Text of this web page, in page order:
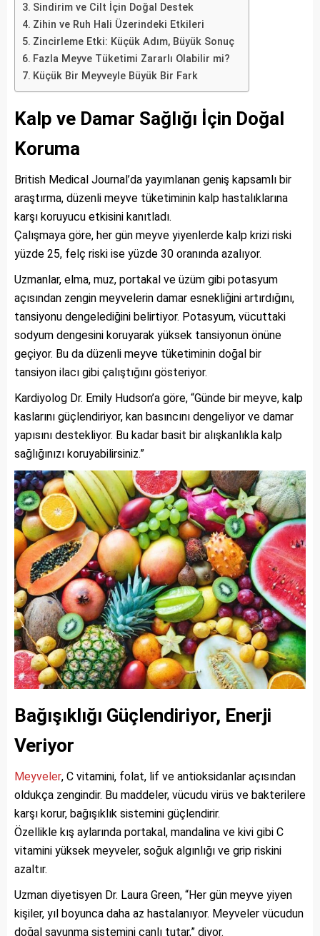
Sindirim ve Cilt İçin Doğal Destek
Zihin ve Ruh Hali Üzerindeki Etkileri
Zincirleme Etki: Küçük Adım, Büyük Sonuç
Fazla Meyve Tüketimi Zararlı Olabilir mi?
Küçük Bir Meyveyle Büyük Bir Fark
Kalp ve Damar Sağlığı İçin Doğal
Koruma
British Medical Journal’da yayımlanan geniş kapsamlı bir
araştırma, düzenli meyve tüketiminin kalp hastalıklarına
karşı koruyucu etkisini kanıtladı.
Çalışmaya göre, her gün meyve yiyenlerde kalp krizi riski
yüzde 25, felç riski ise yüzde 30 oranında azalıyor.
Uzmanlar, elma, muz, portakal ve üzüm gibi potasyum
açısından zengin meyvelerin damar esnekliğini artırdığını,
tansiyonu dengelediğini belirtiyor. Potasyum, vücuttaki
sodyum dengesini koruyarak yüksek tansiyonun önüne
geçiyor. Bu da düzenli meyve tüketiminin doğal bir
tansiyon ilacı gibi çalıştığını gösteriyor.
Kardiyolog Dr. Emily Hudson’a göre, “Günde bir meyve, kalp
kaslarını güçlendiriyor, kan basıncını dengeliyor ve damar
yapısını destekliyor. Bu kadar basit bir alışkanlıkla kalp
sağlığınızı koruyabilirsiniz.”
Bağışıklığı Güçlendiriyor, Enerji
Veriyor
Meyveler, C vitamini, folat, lif ve antioksidanlar açısından
oldukça zengindir. Bu maddeler, vücudu virüs ve bakterilere
karşı korur, bağışıklık sistemini güçlendirir.
Özellikle kış aylarında portakal, mandalina ve kivi gibi C
vitamini yüksek meyveler, soğuk algınlığı ve grip riskini
azaltır.
Uzman diyetisyen Dr. Laura Green, “Her gün meyve yiyen
kişiler, yıl boyunca daha az hastalanıyor. Meyveler vücudun
doğal savunma sistemini canlı tutar,” diyor.